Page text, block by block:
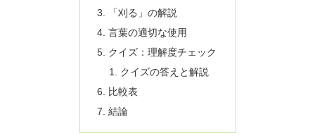
「刈る」の解説
言葉の適切な使用
クイズ：理解度チェック
クイズの答えと解説
比較表
結論